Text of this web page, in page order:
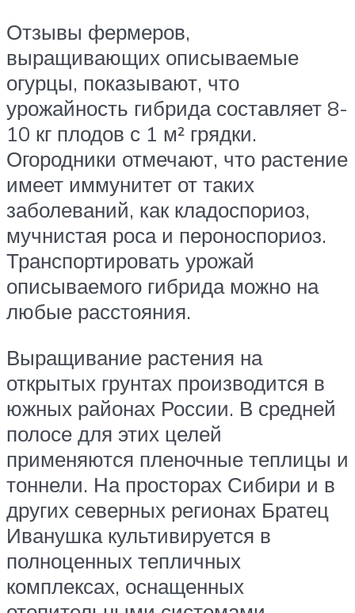
Отзывы фермеров,
выращивающих описываемые
огурцы, показывают, что
урожайность гибрида составляет 8-
10 кг плодов с 1 м² грядки.
Огородники отмечают, что растение
имеет иммунитет от таких
заболеваний, как кладоспориоз,
мучнистая роса и пероноспориоз.
Транспортировать урожай
описываемого гибрида можно на
любые расстояния.
Выращивание растения на
открытых грунтах производится в
южных районах России. В средней
полосе для этих целей
применяются пленочные теплицы и
тоннели. На просторах Сибири и в
других северных регионах Братец
Иванушка культивируется в
полноценных тепличных
комплексах, оснащенных